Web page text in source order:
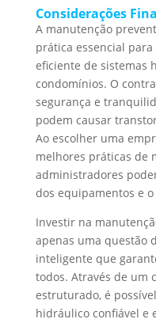
Considerações
A manutenção
prática essencial
eficiente de sistemas
condomínios. O
segurança e
podem causar
Ao escolher uma
melhores práticas de
administradores
dos equipamentos e
Investir na
apenas uma questão
inteligente que
todos. Através de um
estruturado, é
hidráulico confiável e